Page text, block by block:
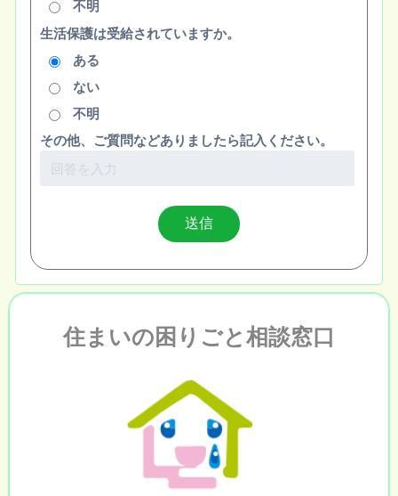
不明
生活保護は受給されていますか。
ある
ない
不明
その他、ご質問などありましたら記入ください。
住まいの困りごと相談窓口